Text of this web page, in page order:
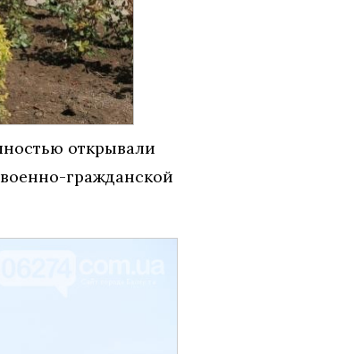
открывали
гражданской